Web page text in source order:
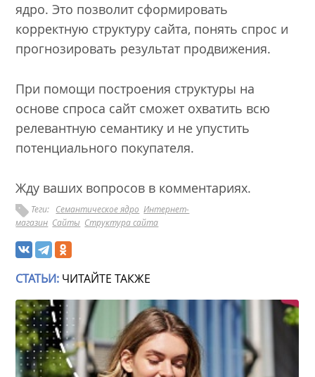
ядро. Это позволит сформировать
корректную структуру сайта, понять спрос и
прогнозировать результат продвижения.
При помощи построения структуры на
основе спроса сайт сможет охватить всю
релевантную семантику и не упустить
потенциального покупателя.
Жду ваших вопросов в комментариях.
Теги: Семантическое ядро Интернет-
магазин Сайты Структура сайта
СТАТЬИ: ЧИТАЙТЕ ТАКЖЕ